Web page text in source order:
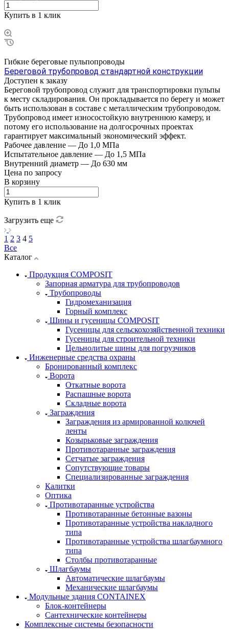
Купить в 1 клик
Гибкие береговые пульпопроводы
Береговой трубопровод стандартной конструкции
Доступен к заказу
Береговой трубопровод служит для транспортировки пульпы
к месту складирования. Он прокладывается по берегу и может
быть использован в составе с металлическим трубопроводом.
Трубопровод имеет износостойкую внутреннюю камеру, и
потому его использование на долгосрочных проектах
гарантирует максимальный экономический эффект.
Рабочее давление — До 1,0 МПа
Испытательное давление — До 1,5 МПа
Внутренний диаметр — До 630 мм
Цена по запросу
В корзину
Купить в 1 клик
Загрузить еще
1 2 3 4 5
Все
Каталог
Продукция COMPOSIT
Запорная арматура для трубопроводов
Трубопроводы
Гидромеханизация
Горный комплекс
Шины и гусеницы COMPOSIT
Гусеницы для сельскохозяйственной техники
Гусеницы для строительной техники
Цельнолитые шины для погрузчиков
Инженерные средства охраны
Бронированный комплекс
Ворота
Откатные ворота
Распашные ворота
Складные ворота
Заграждения
Заграждения из армированной колючей
ленты
Козырьковые заграждения
Противотаранные заграждения
Сетчатые заграждения
Сопутствующие товары
Специализированные заграждения
Калитки
Оптика
Противотаранные устройства
Противотаранные бетонные вазоны
Противотаранные устройства накладного
типа
Противотаранные устройства шлагбаумного
типа
Столбы противотаранные
Шлагбаумы
Автоматические шлагбаумы
Механические шлагбаумы
Модульные здания CONTAINEX
Блок-контейнеры
Сантехнические контейнеры
Комплексные системы безопасности